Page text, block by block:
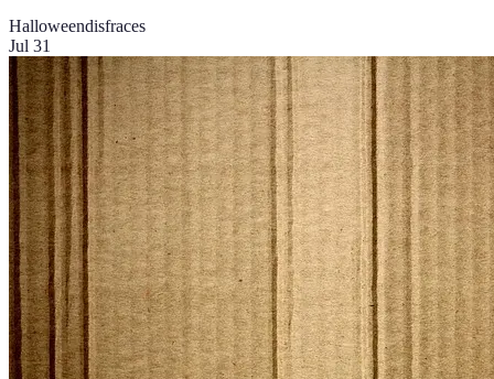
Halloweendisfraces
Jul 31